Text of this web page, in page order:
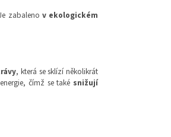
zabaleno v ekologickém
, která se sklízí několikrát
čímž se také snižují